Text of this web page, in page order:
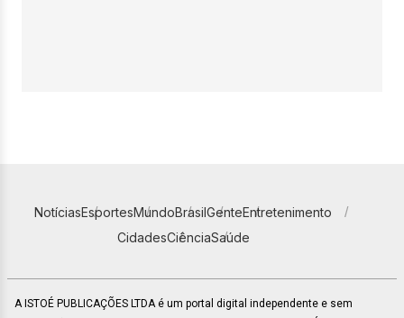
NotíciasEsportesMundoBrasilGenteEntretenimento
CidadesCiênciaSaúde
A ISTOÉ PUBLICAÇÕES LTDA é um portal digital independente e sem